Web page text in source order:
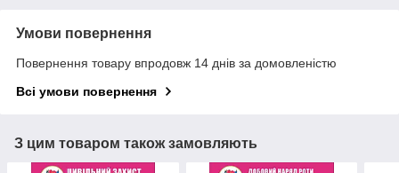
Умови повернення
Повернення товару впродовж 14 днів за домовленістю
Всі умови повернення
З цим товаром також замовляють